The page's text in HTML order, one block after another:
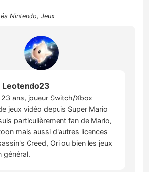
Nintendo,Jeux
Leotendo23
23 ans, joueur Switch/Xbox
jeux vidéo depuis Super Mario
particulièrement fan de Mario,
mais aussi d'autres licences
Creed, Ori ou bien les jeux
général.